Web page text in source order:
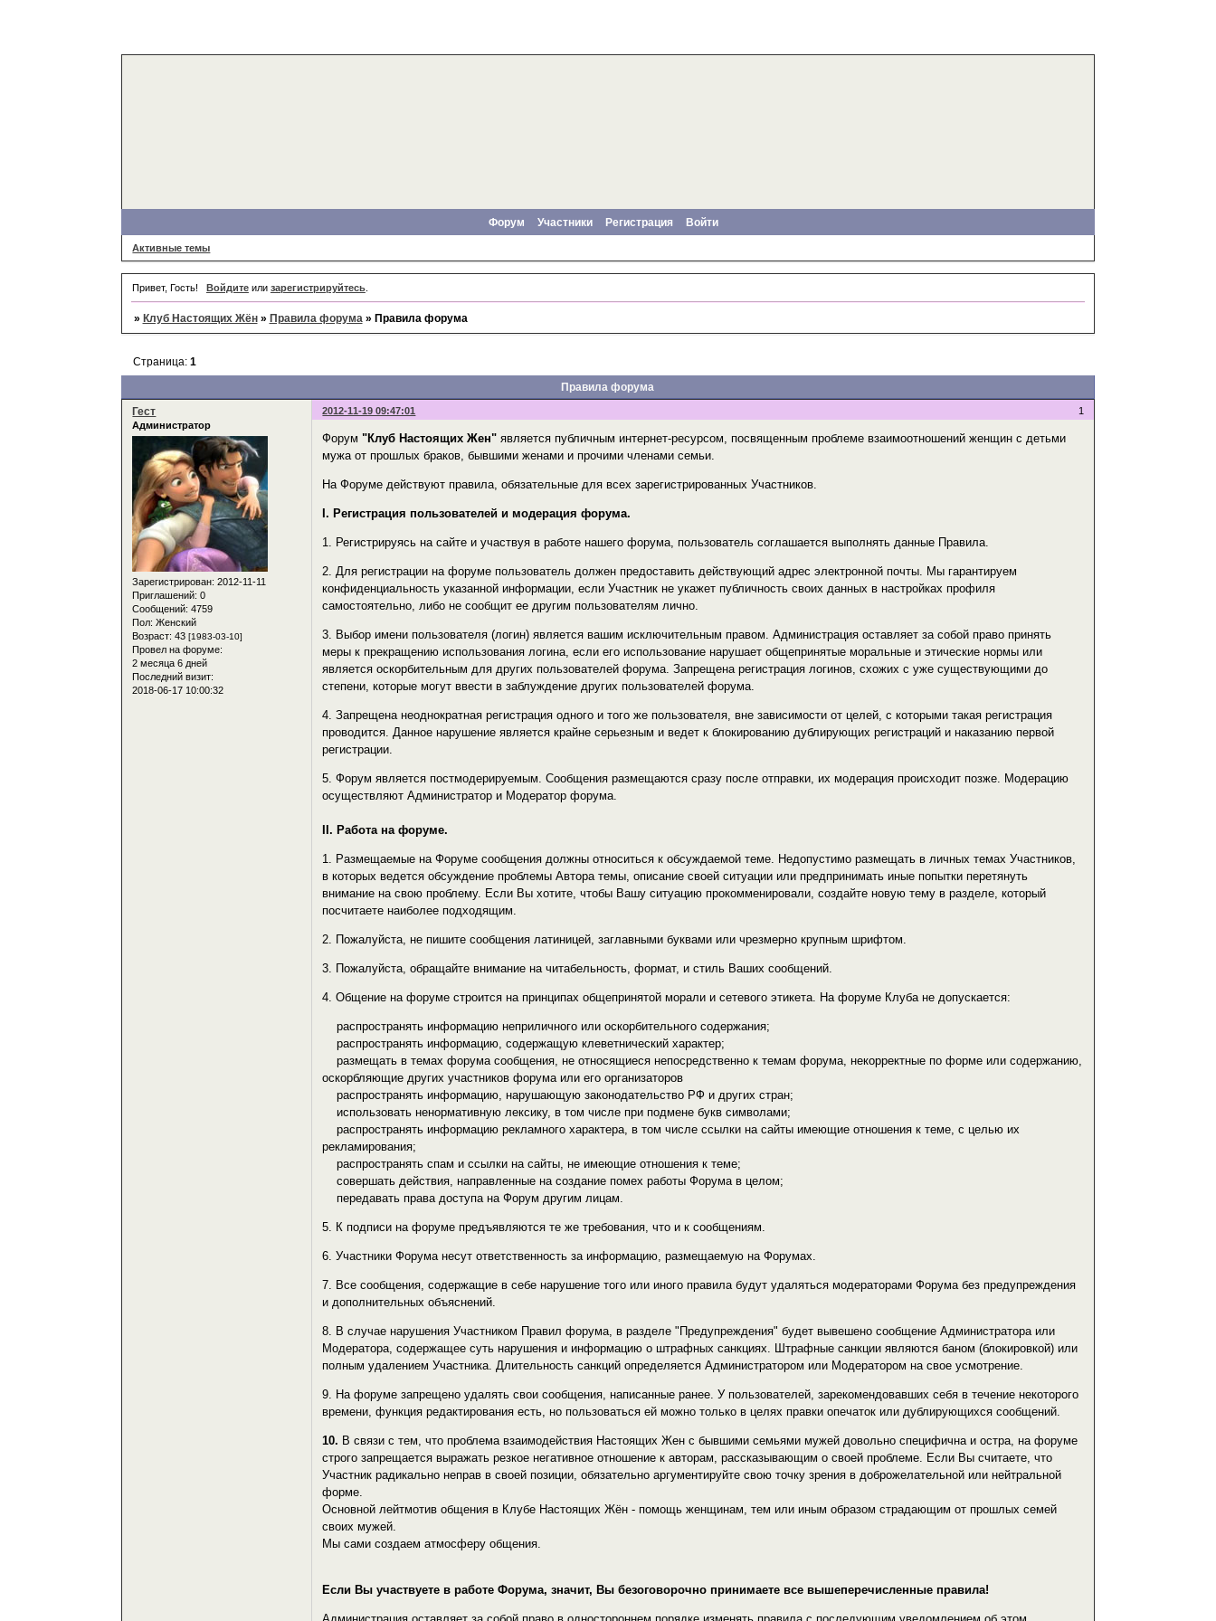
Форум Участники Регистрация Войти
Активные темы
Привет, Гость! Войдитеили зарегистрируйтесь.
» Клуб Настоящих Жён » Правила форума » Правила форума
Правила форума
Страница: 1
1
2012-11-19 09:47:01
Гест
Администратор
Зарегистрирован: 2012-11-11
Приглашений: 0
Сообщений: 4759
Пол: Женский
Возраст: 43[1983-03-10]
Провел на форуме:
2 месяца 6 дней
Последний визит:
2018-06-17 10:00:32
Форум"Клуб Настоящих Жен" является публичным интернет-ресурсом, посвященным проблеме взаимоотношений женщин с детьми
мужа от прошлых браков, бывшими женами и прочими членами семьи.
На Форуме действуют правила, обязательные для всех зарегистрированных Участников.
I. Регистрация пользователей и модерация форума.
1. Регистрируясь на сайте и участвуя в работе нашего форума, пользователь соглашается выполнять данные Правила.
2. Для регистрации на форуме пользователь должен предоставить действующий адрес электронной почты. Мы гарантируем
конфиденциальность указанной информации, если Участник не укажет публичность своих данных в настройках профиля
самостоятельно, либо не сообщит ее другим пользователям лично.
3. Выбор имени пользователя (логин) является вашим исключительным правом. Администрация оставляет за собой право принять
меры к прекращению использования логина, если его использование нарушает общепринятые моральные и этические нормы или
является оскорбительным для других пользователей форума. Запрещена регистрация логинов, схожих с уже существующими до
степени, которые могут ввести в заблуждение других пользователей форума.
4. Запрещена неоднократная регистрация одного и того же пользователя, вне зависимости от целей, с которыми такая регистрация
проводится. Данное нарушение является крайне серьезным и ведет к блокированию дублирующих регистраций и наказанию первой
регистрации.
5. Форум является постмодерируемым. Сообщения размещаются сразу после отправки, их модерация происходит позже. Модерацию
осуществляют Администратор и Модератор форума.
II. Работа на форуме.
1. Размещаемые на Форуме сообщения должны относиться к обсуждаемой теме. Недопустимо размещать в личных темах Участников,
в которых ведется обсуждение проблемы Автора темы, описание своей ситуации или предпринимать иные попытки перетянуть
внимание на свою проблему. Если Вы хотите, чтобы Вашу ситуацию прокомменировали, создайте новую тему в разделе, который
посчитаете наиболее подходящим.
2. Пожалуйста, не пишите сообщения латиницей, заглавными буквами или чрезмерно крупным шрифтом.
3. Пожалуйста, обращайте внимание на читабельность, формат, и стиль Ваших сообщений.
4. Общение на форуме строится на принципах общепринятой морали и сетевого этикета. На форуме Клуба не допускается:
распространять информацию неприличного или оскорбительного содержания;
распространять информацию, содержащую клеветнический характер;
размещать в темах форума сообщения, не относящиеся непосредственно к темам форума, некорректные по форме или содержанию,
оскорбляющие других участников форума или его организаторов
распространять информацию, нарушающую законодательство РФ и других стран;
использовать ненормативную лексику, в том числе при подмене букв символами;
распространять информацию рекламного характера, в том числе ссылки на сайты имеющие отношения к теме, с целью их
рекламирования;
распространять спам и ссылки на сайты, не имеющие отношения к теме;
совершать действия, направленные на создание помех работы Форума в целом;
передавать права доступа на Форум другим лицам.
5. К подписи на форуме предъявляются те же требования, что и к сообщениям.
6. Участники Форума несут ответственность за информацию, размещаемую на Форумах.
7. Все сообщения, содержащие в себе нарушение того или иного правила будут удаляться модераторами Форума без предупреждения
и дополнительных объяснений.
8. В случае нарушения Участником Правил форума, в разделе "Предупреждения" будет вывешено сообщение Администратора или
Модератора, содержащее суть нарушения и информацию о штрафных санкциях. Штрафные санкции являются баном (блокировкой) или
полным удалением Участника. Длительность санкций определяется Администратором или Модератором на свое усмотрение.
9. На форуме запрещено удалять свои сообщения, написанные ранее. У пользователей, зарекомендовавших себя в течение некоторого
времени, функция редактирования есть, но пользоваться ей можно только в целях правки опечаток или дублирующихся сообщений.
10. В связи с тем, что проблема взаимодействия Настоящих Жен с бывшими семьями мужей довольно специфична и остра, на форуме
строго запрещается выражать резкое негативное отношение к авторам, рассказывающим о своей проблеме. Если Вы считаете, что
Участник радикально неправ в своей позиции, обязательно аргументируйте свою точку зрения в доброжелательной или нейтральной
форме.
Основной лейтмотив общения в Клубе Настоящих Жён - помощь женщинам, тем или иным образом страдающим от прошлых семей
своих мужей.
Мы сами создаем атмосферу общения.
Если Вы участвуете в работе Форума, значит, Вы безоговорочно принимаете все вышеперечисленные правила!